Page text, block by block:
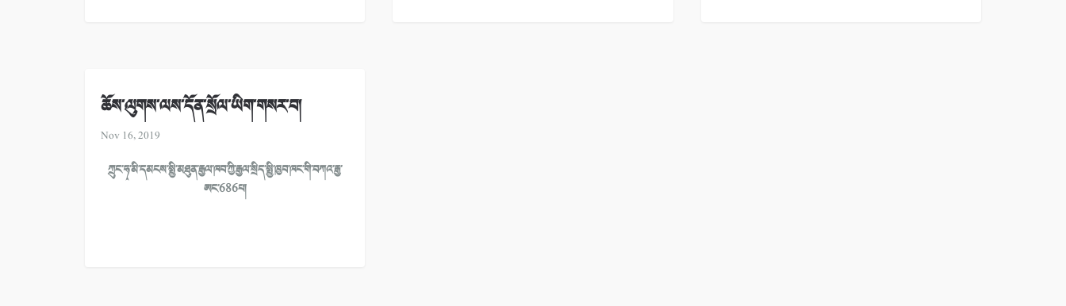
ཆོས་ལུགས་ལས་དོན་སྲོལ་ཡིག་གསར་བ།
Nov 16, 2019
ཀྲུང་ཧྭ་མི་དམངས་སྤྱི་མཐུན་རྒྱལ་ཁབ་ཀྱི་རྒྱལ་སྲིད་སྤྱི་ཁྱབ་ཁང་གི་བཀའ་རྒྱ་
ཨང་686པ།